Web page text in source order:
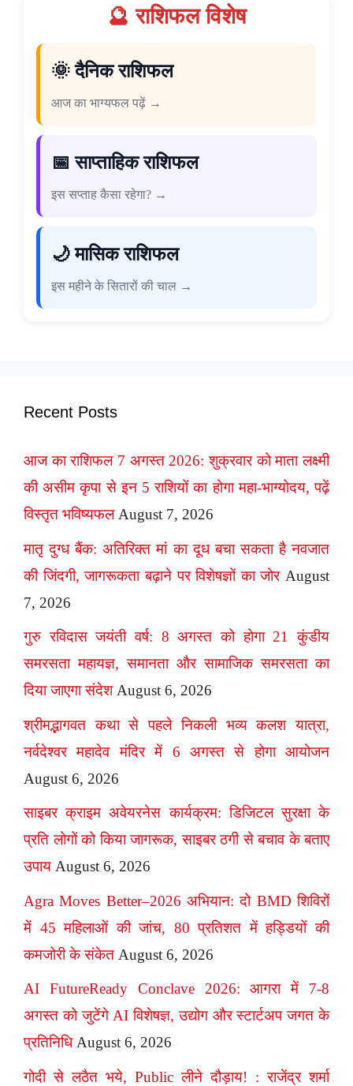
🔮 राशिफल विशेष
🌞 दैनिक राशिफल
आज का भाग्यफल पढ़ें →
📅 साप्ताहिक राशिफल
इस सप्ताह कैसा रहेगा? →
🌙 मासिक राशिफल
इस महीने के सितारों की चाल →
Recent Posts
आज का राशिफल 7 अगस्त 2026: शुक्रवार को माता लक्ष्मी
की असीम कृपा से इन 5 राशियों का होगा महा-भाग्योदय, पढ़ें
विस्तृत भविष्यफल August 7, 2026
मातृ दुग्ध बैंक: अतिरिक्त मां का दूध बचा सकता है नवजात
की जिंदगी, जागरूकता बढ़ाने पर विशेषज्ञों का जोर August
7, 2026
गुरु रविदास जयंती वर्ष: 8 अगस्त को होगा 21 कुंडीय
समरसता महायज्ञ, समानता और सामाजिक समरसता का
दिया जाएगा संदेश August 6, 2026
श्रीमद्भागवत कथा से पहले निकली भव्य कलश यात्रा,
नर्वदेश्वर महादेव मंदिर में 6 अगस्त से होगा आयोजन
August 6, 2026
साइबर क्राइम अवेयरनेस कार्यक्रम: डिजिटल सुरक्षा के
प्रति लोगों को किया जागरूक, साइबर ठगी से बचाव के बताए
उपाय August 6, 2026
Agra Moves Better–2026 अभियान: दो BMD शिविरों
में 45 महिलाओं की जांच, 80 प्रतिशत में हड्डियों की
कमजोरी के संकेत August 6, 2026
AI FutureReady Conclave 2026: आगरा में 7-8
अगस्त को जुटेंगे AI विशेषज्ञ, उद्योग और स्टार्टअप जगत के
प्रतिनिधि August 6, 2026
गोदी से लठैत भये, Public लीने दौड़ाय! : राजेंद्र शर्मा